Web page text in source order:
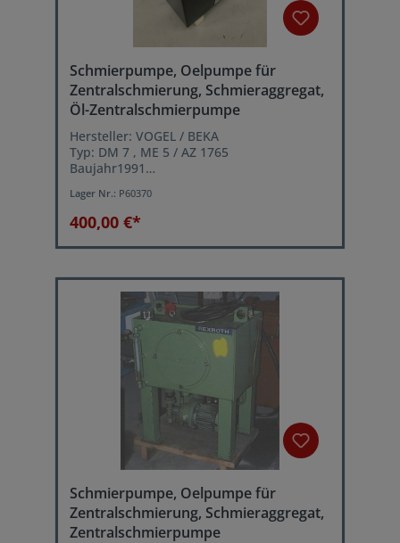
Schmierpumpe, Oelpumpe für
Zentralschmierung, Schmieraggregat,
Öl-Zentralschmierpumpe
Hersteller: VOGEL / BEKA
Typ: DM 7 , ME 5 / AZ 1765
Baujahr1991
Betriebsdruck: max. 28 bar
Netzanschluß: 400 Volt, 50 Hz
Lager Nr.: P60370
400,00 €*
Schmierpumpe, Oelpumpe für
Zentralschmierung, Schmieraggregat,
Zentralschmierpumpe